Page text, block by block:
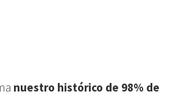
nuestro histórico de 98% de